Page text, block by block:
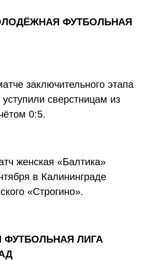
ФУТБОЛЬНАЯ
заключительного этапа
сверстницам из
0:5.
женская «Балтика»
в Калининграде
«Строгино».
ЛИГА